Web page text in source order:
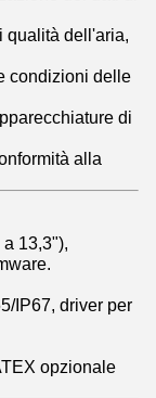
qualità dell'aria,
condizioni delle
di
alla
13,3"),
IP67, driver per
opzionale